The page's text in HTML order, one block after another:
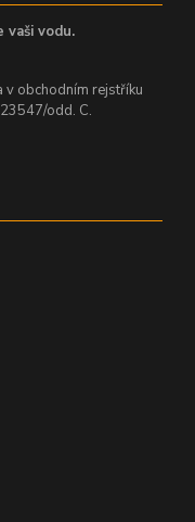
vaši vodu.
v obchodním rejstříku
odd. C.